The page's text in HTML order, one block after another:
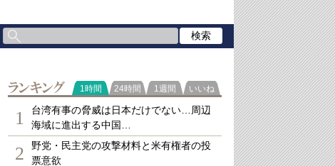
ランキング
1時間 24時間 1週間 いいね
1
台湾有事の脅威は日本だけでない…周辺
海域に進出する中国…
2
野党・民主党の攻撃材料と米有権者の投
票意欲